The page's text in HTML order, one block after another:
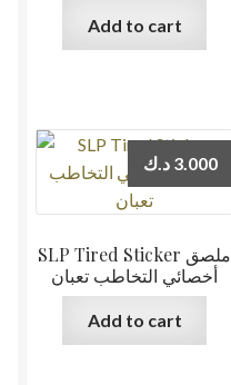
Add to cart
SLP Tired Sticker ملصق
أخصائي التخاطب تعبان
3.000 د.ك
Add to cart